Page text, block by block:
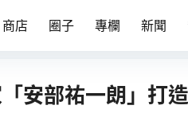
商店 圈子 專欄 新聞
安部祐一朗」打